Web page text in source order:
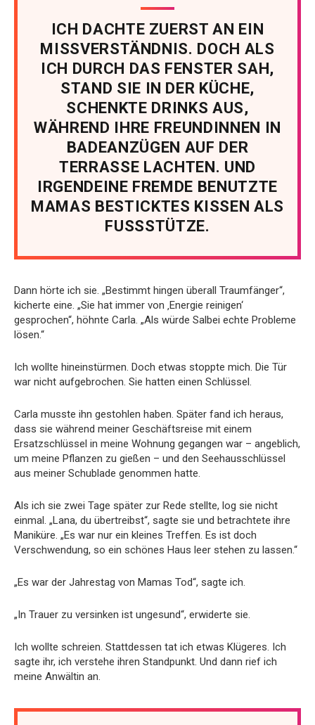
ICH DACHTE ZUERST AN EIN
MISSVERSTÄNDNIS. DOCH ALS
ICH DURCH DAS FENSTER SAH,
STAND SIE IN DER KÜCHE,
SCHENKTE DRINKS AUS,
WÄHREND IHRE FREUNDINNEN IN
BADEANZÜGEN AUF DER
TERRASSE LACHTEN. UND
IRGENDEINE FREMDE BENUTZTE
MAMAS BESTICKTES KISSEN ALS
FUSSSTÜTZE.
Dann hörte ich sie. „Bestimmt hingen überall Traumfänger“,
kicherte eine. „Sie hat immer von ‚Energie reinigen‘
gesprochen“, höhnte Carla. „Als würde Salbei echte Probleme
lösen.“
Ich wollte hineinstürmen. Doch etwas stoppte mich. Die Tür
war nicht aufgebrochen. Sie hatten einen Schlüssel.
Carla musste ihn gestohlen haben. Später fand ich heraus,
dass sie während meiner Geschäftsreise mit einem
Ersatzschlüssel in meine Wohnung gegangen war – angeblich,
um meine Pflanzen zu gießen – und den Seehausschlüssel
aus meiner Schublade genommen hatte.
Als ich sie zwei Tage später zur Rede stellte, log sie nicht
einmal. „Lana, du übertreibst“, sagte sie und betrachtete ihre
Maniküre. „Es war nur ein kleines Treffen. Es ist doch
Verschwendung, so ein schönes Haus leer stehen zu lassen.“
„Es war der Jahrestag von Mamas Tod“, sagte ich.
„In Trauer zu versinken ist ungesund“, erwiderte sie.
Ich wollte schreien. Stattdessen tat ich etwas Klügeres. Ich
sagte ihr, ich verstehe ihren Standpunkt. Und dann rief ich
meine Anwältin an.